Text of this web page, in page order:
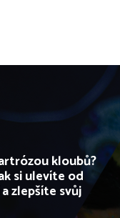
kloubů?
si ulevíte od
zlepšíte svůj